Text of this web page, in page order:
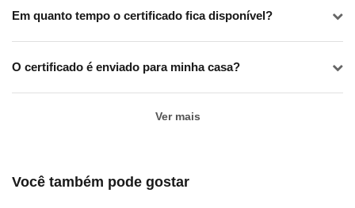
Em quanto tempo o certificado fica disponível?
O certificado é enviado para minha casa?
Ver mais
Você também pode gostar